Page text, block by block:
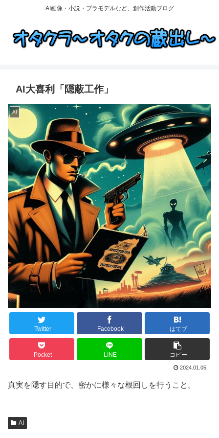
AI画像・小説・プラモデルなど、創作活動ブログ
AI大喜利「隠蔽工作」
AI
Twitter Facebook はてブ
Pocket LINE コピー
2024.01.05
真実を隠す目的で、密かに様々な根回しを行うこと。
AI